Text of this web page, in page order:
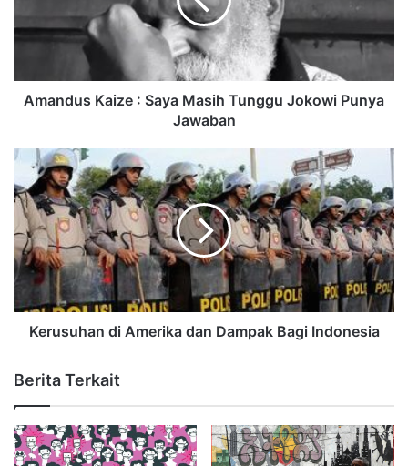
Amandus Kaize : Saya Masih Tunggu Jokowi Punya
Jawaban
Kerusuhan di Amerika dan Dampak Bagi Indonesia
Berita Terkait